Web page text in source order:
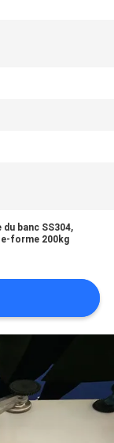
banc SS304,
forme 200kg